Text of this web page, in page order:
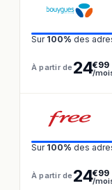
Sur 100% des
À partir de 24€99
/
Sur 100% des
À partir de 24€99
/